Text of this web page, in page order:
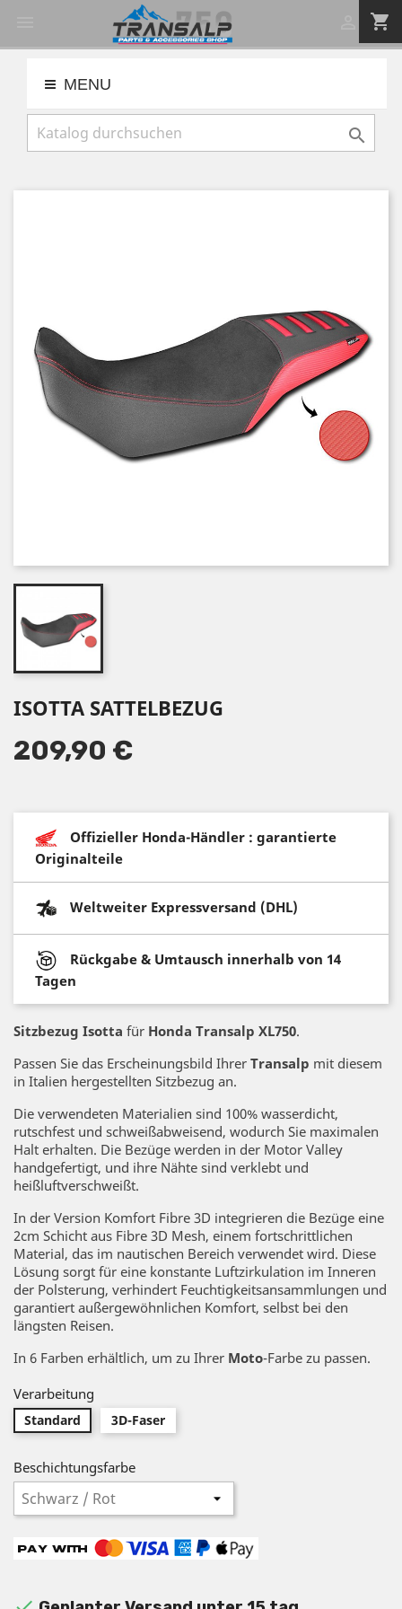
shopping_cart
MENU

ISOTTA SATTELBEZUG
209,90 €
Offizieller Honda-Händler : garantierte
Originalteile
Weltweiter Expressversand (DHL)
Rückgabe & Umtausch innerhalb von 14
Tagen
Sitzbezug Isotta für Honda Transalp XL750.
Passen Sie das Erscheinungsbild Ihrer Transalp mit diesem
in Italien hergestellten Sitzbezug an.
Die verwendeten Materialien sind 100% wasserdicht,
rutschfest und schweißabweisend, wodurch Sie maximalen
Halt erhalten. Die Bezüge werden in der Motor Valley
handgefertigt, und ihre Nähte sind verklebt und
heißluftverschweißt.
In der Version Komfort Fibre 3D integrieren die Bezüge eine
2cm Schicht aus Fibre 3D Mesh, einem fortschrittlichen
Material, das im nautischen Bereich verwendet wird. Diese
Lösung sorgt für eine konstante Luftzirkulation im Inneren
der Polsterung, verhindert Feuchtigkeitsansammlungen und
garantiert außergewöhnlichen Komfort, selbst bei den
längsten Reisen.
In 6 Farben erhältlich, um zu Ihrer Moto-Farbe zu passen.
Verarbeitung
Standard 3D-Faser
Beschichtungsfarbe